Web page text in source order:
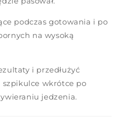
podczas gotowania i po
na wysoką
i przedłużyć
szpikulce wkrótce po
jedzenia.